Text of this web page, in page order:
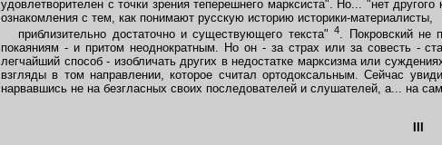
удовлетворителен с точки зрения теперешнего марксиста". Но... "нет
ознакомления с тем, как понимают русскую историю историки-материалисты,
приблизительно достаточно и существующего текста"4. Покровский не
покаяниям - и притом неоднократным. Но он - за страх или за совесть -
легчайший способ - изобличать других в недостатке марксизма или
взгляды в том направлении, которое считал ортодоксальным. Сейчас
нарвавшись не на безгласных своих последователей и слушателей, а... на